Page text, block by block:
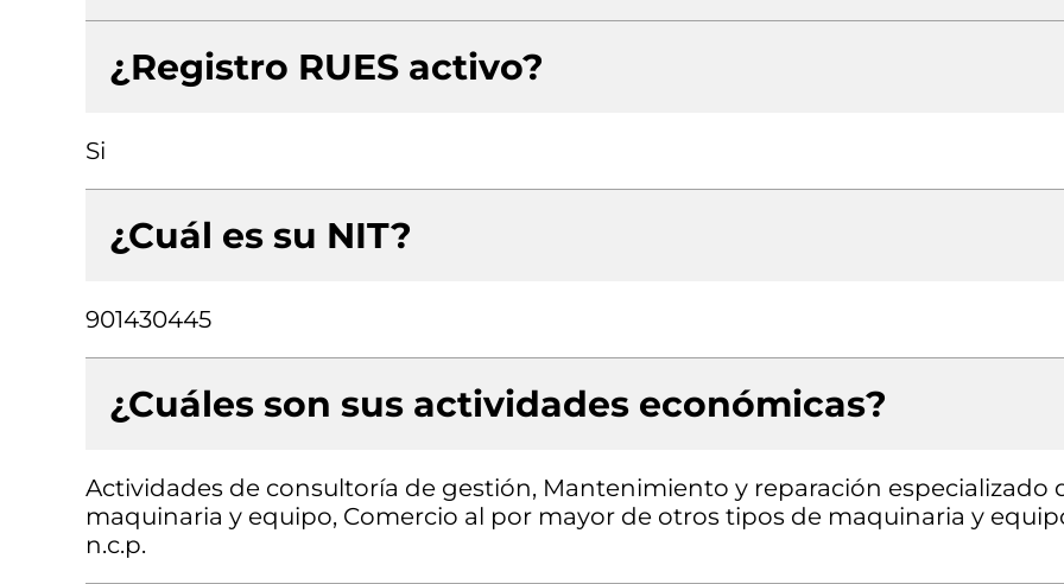
¿Registro RUES activo?
Si
¿Cuál es su NIT?
901430445
¿Cuáles son sus actividades económicas?
Actividades de consultoría de gestión, Mantenimiento y reparación especializado
maquinaria y equipo, Comercio al por mayor de otros tipos de maquinaria y
n.c.p.